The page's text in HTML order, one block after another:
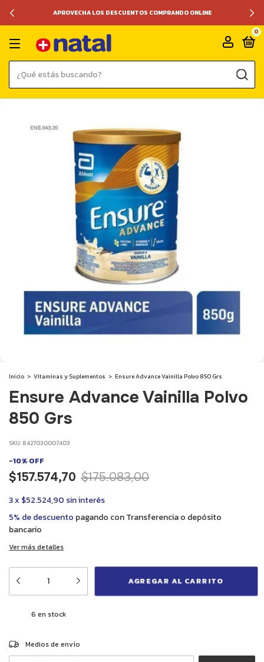
APROVECHA LOS DESCUENTOS COMPRANDO ONLINE
0
Inicio > Vitaminas y Suplementos > Ensure Advance Vainilla Polvo 850 Grs
Ensure Advance Vainilla Polvo
850 Grs
SKU: 8427030007403
-10% OFF
$157.574,70 $175.083,00
3x $52.524,90 sin interés
5% de descuento pagando con Transferencia o depósito
bancario
Ver más detalles
6 en stock
Entregas para el CP:
Medios de envío